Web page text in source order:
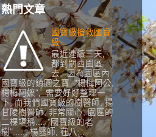
熱門文章
國寶級搶救國寶
級
最近連續三天,
都到關西園區
去, 因為園區內
國寶級的鎮園之寶 "楊梅阿公,
楊梅阿嬷", 需要好好整理一
下, 而我們國寶級的樹醫師, 揚
甘陵樹醫師, 非常關心, 園區的
二棵堪稱.... "國寶級的老
樹"...... 楊醫師, 在八...